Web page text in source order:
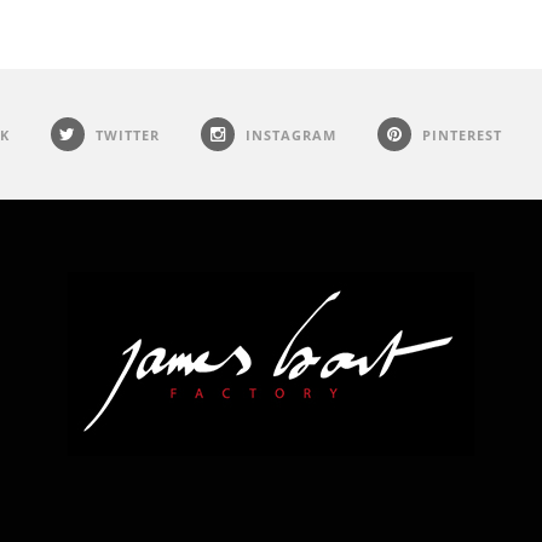
TWITTER INSTAGRAM PINTEREST